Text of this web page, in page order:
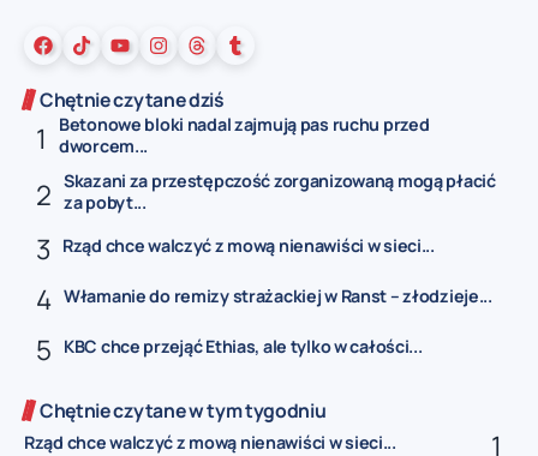
Chętnie czytane dziś
Betonowe bloki nadal zajmują pas ruchu przed
dworcem...
Skazani za przestępczość zorganizowaną mogą płacić
za pobyt...
Rząd chce walczyć z mową nienawiści w sieci...
Włamanie do remizy strażackiej w Ranst – złodzieje...
KBC chce przejąć Ethias, ale tylko w całości...
Chętnie czytane w tym tygodniu
Rząd chce walczyć z mową nienawiści w sieci...